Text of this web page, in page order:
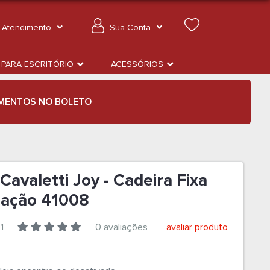
Atendimento Sua Conta
ESCRITÓRIO ACESSÓRIOS
NO BOLETO
Joy - Cadeira Fixa
41008
0 avaliações avaliar produto